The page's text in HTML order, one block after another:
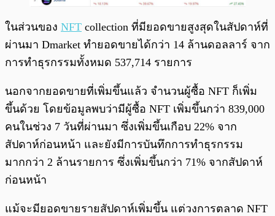
ในส่วนของ NFT collection ที่มียอดขายสูงสุดในสัปดาห์ที่
ผ่านมา Dmarket ทำยอดขายได้กว่า 14 ล้านดอลลาร์ จาก
การทำธุรกรรมทั้งหมด 537,714 รายการ
นอกจากยอดขายที่เพิ่มขึ้นแล้ว จำนวนผู้ซื้อ NFT ก็เพิ่ม
ขึ้นด้วย โดยข้อมูลพบว่ามีผู้ซื้อ NFT เพิ่มขึ้นกว่า 839,000
คนในช่วง 7 วันที่ผ่านมา ซึ่งเพิ่มขึ้นเกือบ 22% จาก
สัปดาห์ก่อนหน้า และยังมีการบันทึกการทำธุรกรรม
มากกว่า 2 ล้านรายการ ซึ่งเพิ่มขึ้นกว่า 71% จากสัปดาห์
ก่อนหน้า
แม้จะมียอดขายรายสัปดาห์เพิ่มขึ้น แต่วงการตลาด NFT